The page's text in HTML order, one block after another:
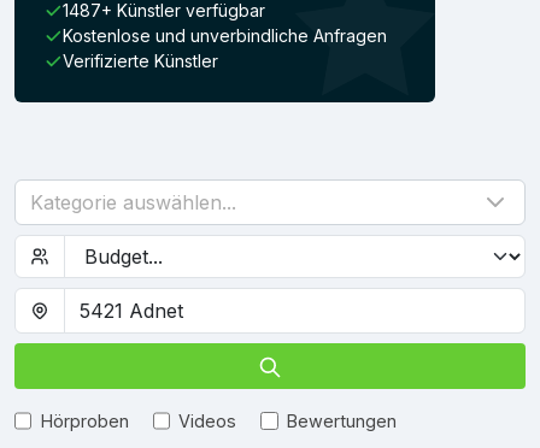
1487+ Künstler verfügbar
Kostenlose und unverbindliche Anfragen
Verifizierte Künstler
Kategorie auswählen...
Hörproben Videos Bewertungen